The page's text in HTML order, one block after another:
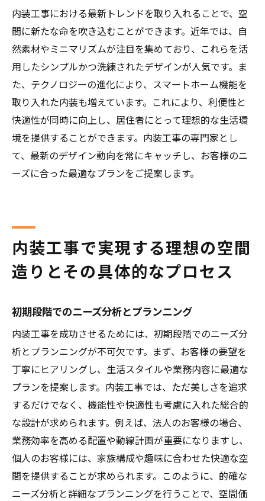
内装工事における最新トレンドを取り入れることで、空
間に新たな命を吹き込むことができます。近年では、自
然素材やミニマリズムが注目を集めており、これらを活
用したシンプルかつ洗練されたデザインが人気です。ま
た、テクノロジーの進化により、スマートホーム機能を
取り入れた内装も増えています。これにより、利便性と
快適性が同時に向上し、居住者にとって理想的な生活環
境を提供することができます。内装工事の専門家とし
て、最新のデザイン動向を常にキャッチし、お客様のニ
ーズに合った最適なプランをご提案します。
内装工事で実現する理想の空間
造りとその具体的なプロセス
初期段階でのニーズ分析とプランニング
内装工事を成功させるためには、初期段階でのニーズ分
析とプランニングが不可欠です。まず、お客様の要望を
丁寧にヒアリングし、生活スタイルや業務内容に最適な
プランを提案します。内装工事では、ただ美しさを追求
するだけでなく、機能性や快適性も考慮に入れた総合的
な設計が求められます。例えば、法人のお客様の場合、
業務効率を高める配置や動線計画が重要になりますし、
個人のお客様には、家族構成や趣味に合わせた快適な空
間を提供することが求められます。このように、的確な
ニーズ分析と詳細なプランニングを行うことで、空間価